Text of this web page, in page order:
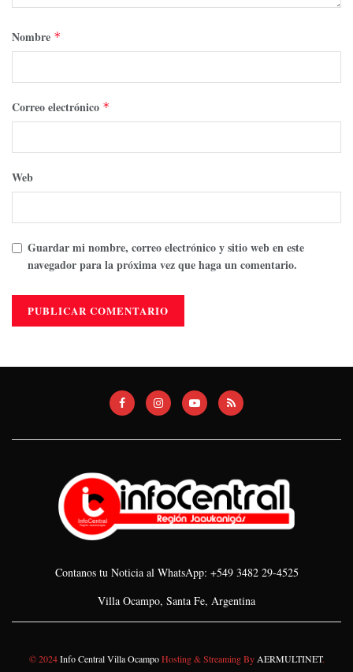
Nombre *
Correo electrónico *
Web
Guardar mi nombre, correo electrónico y sitio web en este
navegador para la próxima vez que haga un comentario.
Contanos tu Noticia al WhatsApp: +549 3482 29-4525
Villa Ocampo, Santa Fe, Argentina
© 2024Info Central Villa OcampoHosting & Streaming ByAERMULTINET.